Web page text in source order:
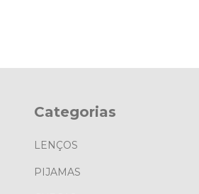
Categorias
LENÇOS
PIJAMAS